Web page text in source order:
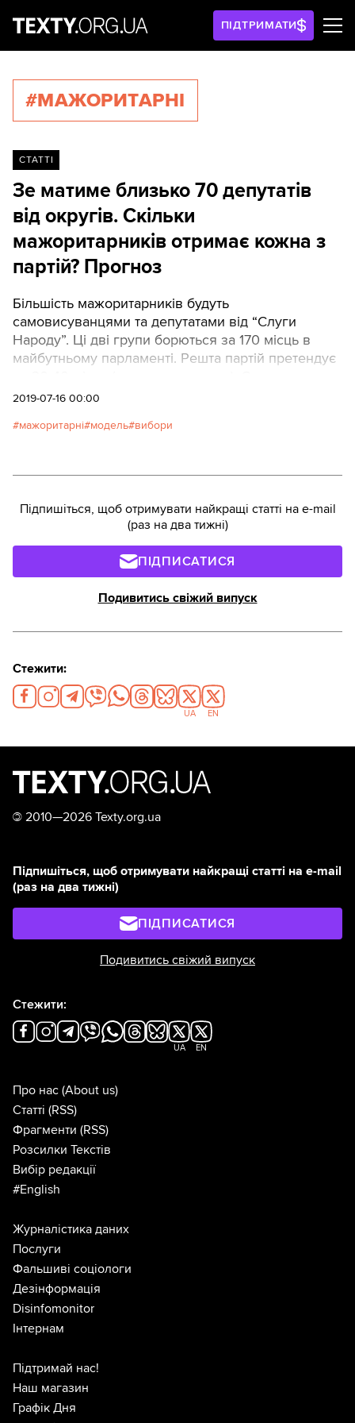
ПІДТРИМАТИ
#МАЖОРИТАРНІ
СТАТТІ
Зе матиме близько 70 депутатів
від округів. Скільки
мажоритарників отримає кожна з
партій? Прогноз
Більшість мажоритарників будуть
самовисуванцями та депутатами від “Слуги
Народу”. Ці дві групи борються за 170 місць в
майбутньому парламенті. Решта партій претендує
самовисуванців найбільше колишніх членів
Фронту, а також груп Воля Народу і Відродження.
2019-07-16 00:00
мажоритарні модель вибори
Підпишіться, щоб отримувати найкращі статті на e-mail
(раз на два тижні)
ПІДПИСАТИСЯ
Подивитись свіжий випуск
Стежити:
UA EN
© 2010—2026 Texty.org.ua
Підпишіться, щоб отримувати найкращі статті на e-mail
(раз на два тижні)
ПІДПИСАТИСЯ
Подивитись свіжий випуск
Стежити:
UA EN
Про нас (About us)
Статті (RSS)
Фрагменти (RSS)
Розсилки Текстів
Вибір редакції
#English
Журналістика даних
Послуги
Фальшиві соціологи
Дезінформація
Disinfomonitor
Інтернам
Підтримай нас!
Наш магазин
Графік Дня